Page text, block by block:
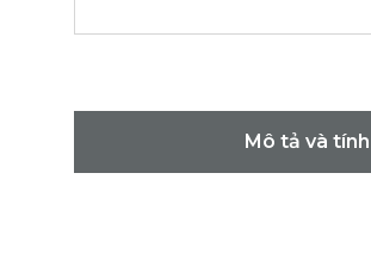
Mô tả và